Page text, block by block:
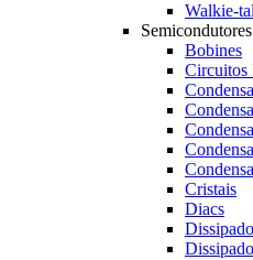
Walkie-
Semicondutores
Bobines
Circuitos
Cristais
Diacs